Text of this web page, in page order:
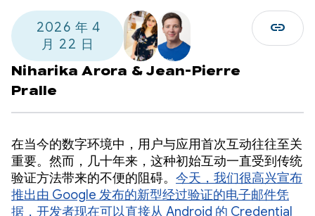
2026 年 4
月 22 日
Niharika Arora &Jean-Pierre
Pralle
link
在当今的数字环境中，用户与应用首次互动往往至关
重要。然而，几十年来，这种初始互动一直受到传统
验证方法带来的不便的阻碍。 今天，我们很高兴宣布
推出由 Google 发布的新型经过验证的电子邮件凭
据，开发者现在可以直接从 Android 的 Credential